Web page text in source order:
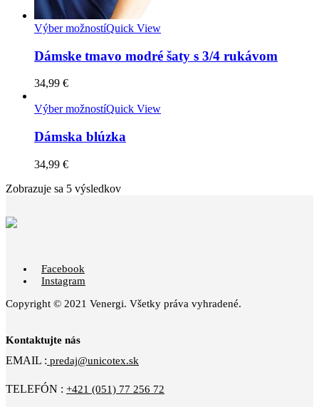
Výber možnostíQuick View
Dámske tmavo modré šaty s 3/4 rukávom
34,99 €
Výber možnostíQuick View
Dámska blúzka
34,99 €
Zobrazuje sa 5 výsledkov
Facebook
Instagram
Copyright © 2021 Venergi. Všetky práva vyhradené.
Kontaktujte nás
EMAIL : predaj@unicotex.sk
TELEFÓN : +421 (051) 77 256 72